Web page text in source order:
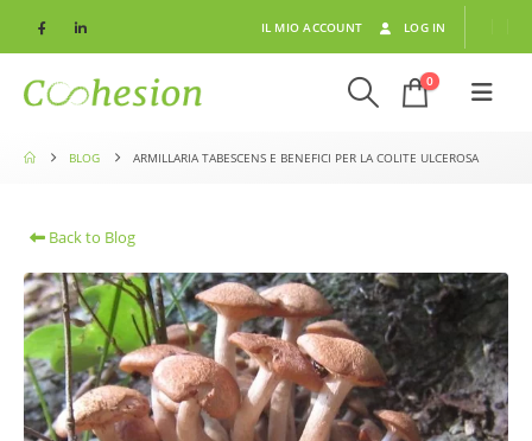
IL MIO ACCOUNT LOG IN
0
BLOG ARMILLARIA TABESCENS E BENEFICI PER LA COLITE ULCEROSA
Back to Blog